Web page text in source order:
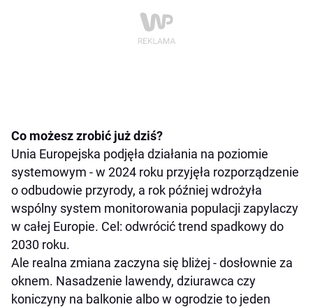
Co możesz zrobić już dziś?
Unia Europejska podjęła działania na poziomie
systemowym - w 2024 roku przyjęła rozporządzenie
o odbudowie przyrody, a rok później wdrożyła
wspólny system monitorowania populacji zapylaczy
w całej Europie. Cel: odwrócić trend spadkowy do
2030 roku.
Ale realna zmiana zaczyna się bliżej - dosłownie za
oknem. Nasadzenie lawendy, dziurawca czy
koniczyny na balkonie albo w ogrodzie to jeden